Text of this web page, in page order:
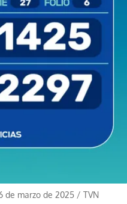
de marzo de 2025 / TVN